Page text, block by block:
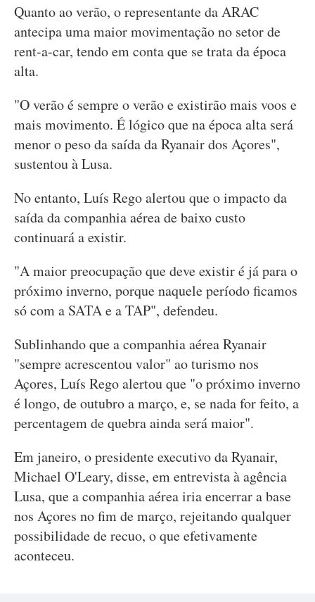
Quanto ao verão, o representante da ARAC
antecipa uma maior movimentação no setor de
rent-a-car, tendo em conta que se trata da época
alta.
"O verão é sempre o verão e existirão mais voos e
mais movimento. É lógico que na época alta será
menor o peso da saída da Ryanair dos Açores",
sustentou à Lusa.
No entanto, Luís Rego alertou que o impacto da
saída da companhia aérea de baixo custo
continuará a existir.
"A maior preocupação que deve existir é já para o
próximo inverno, porque naquele período ficamos
só com a SATA e a TAP", defendeu.
Sublinhando que a companhia aérea Ryanair
"sempre acrescentou valor" ao turismo nos
Açores, Luís Rego alertou que "o próximo inverno
é longo, de outubro a março, e, se nada for feito, a
percentagem de quebra ainda será maior".
Em janeiro, o presidente executivo da Ryanair,
Michael O'Leary, disse, em entrevista à agência
Lusa, que a companhia aérea iria encerrar a base
nos Açores no fim de março, rejeitando qualquer
possibilidade de recuo, o que efetivamente
aconteceu.